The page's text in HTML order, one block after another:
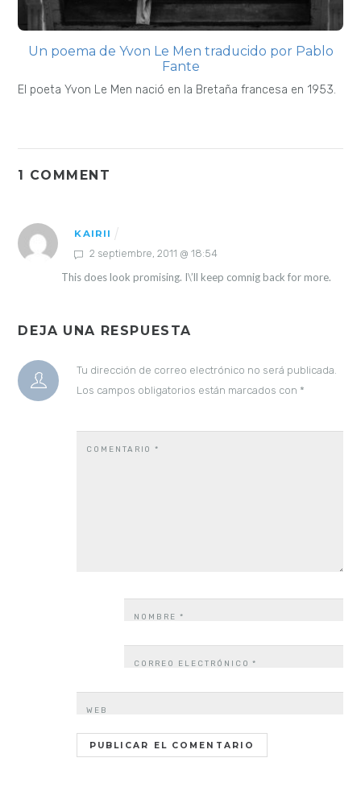
Un poema de Yvon Le Men traducido por Pablo
Fante
El poeta Yvon Le Men nació en la Bretaña francesa en 1953.
1 COMMENT
KAIRII
2 septiembre, 2011 @ 18:54
This does look promising. I\’ll keep comnig back for more.
DEJA UNA RESPUESTA
Tu dirección de correo electrónico no será publicada.
Los campos obligatorios están marcados con *
COMENTARIO*
NOMBRE*
CORREO ELECTRÓNICO*
WEB